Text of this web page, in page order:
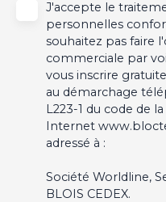
J'accepte le
personnelles
souhaitez pas faire
commerciale par
vous inscrire
au démarchage
L223-1 du code de
Internet
adressé à :
Société Worldline,
BLOIS CEDEX.